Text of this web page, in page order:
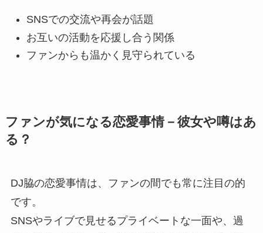
SNSでの交流や再会が話題
お互いの活動を応援し合う関係
ファンからも温かく見守られている
ファンが気になる恋愛事情－彼女や噂はあ
る？
DJ脇の恋愛事情は、ファンの間でも常に注目の的
です。
SNSやライブで見せるプライベートな一面や、過